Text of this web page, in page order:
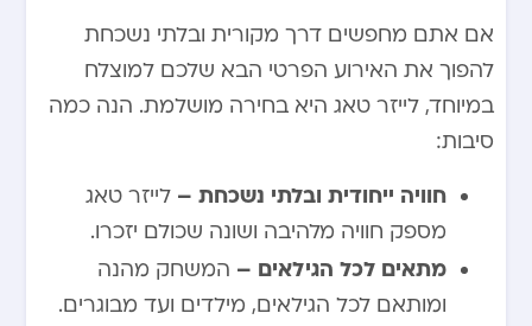
אם אתם מחפשים דרך מקורית ובלתי נשכחת
להפוך את האירוע הפרטי הבא שלכם למוצלח
במיוחד, לייזר טאג היא בחירה מושלמת. הנה כמה
סיבות:
חוויה ייחודית ובלתי נשכחת – לייזר טאג
מספק חוויה מלהיבה ושונה שכולם יזכרו.
מתאים לכל הגילאים – המשחק מהנה
ומותאם לכל הגילאים, מילדים ועד מבוגרים.